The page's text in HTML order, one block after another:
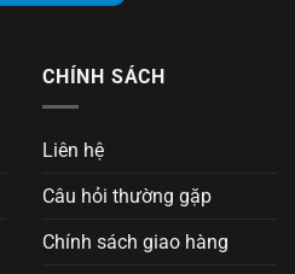
CHÍNH SÁCH
Liên hệ
Câu hỏi thường gặp
Chính sách giao hàng